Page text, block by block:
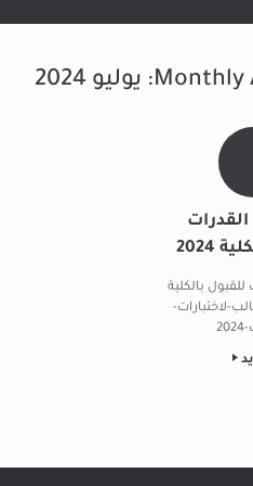
Monthly يوليو 2024
القدرات
2024
للقبول بالكلية
لاختبارات-